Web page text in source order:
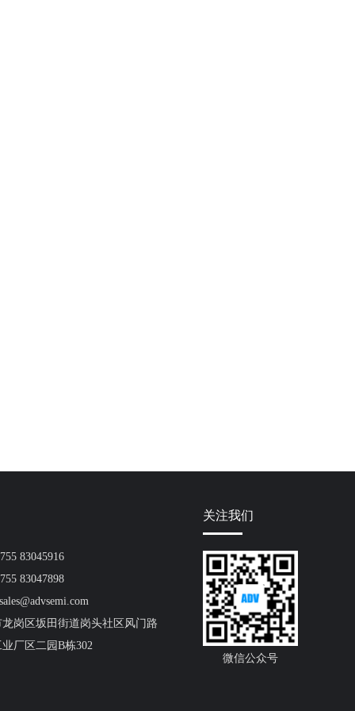
83045916
83047898
岗区坂田街道岗头社区风门路
厂区二园B栋302
关注我们
微信公众号